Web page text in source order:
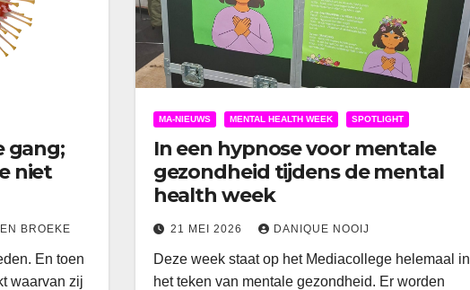
gang;
niet
BROEKE
En toen
waarvan zij
MA-NIEUWS MENTAL HEALTH WEEK SPOTLIGHT
In een hypnose voor mentale
gezondheid tijdens de mental
health week
21 MEI 2026 DANIQUE NOOIJ
Deze week staat op het Mediacollege helemaal in
het teken van mentale gezondheid. Er worden